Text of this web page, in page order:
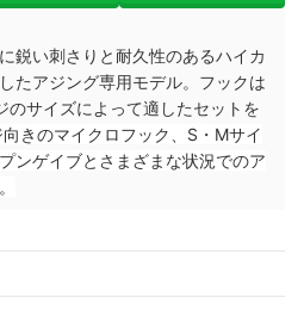
鋭い刺さりと耐久性のあるハイカ
たアジング専用モデル。フックは
のサイズによって適したセットを
きのマイクロフック、S・Mサイ
ンゲイブと さまざまな状況でのア